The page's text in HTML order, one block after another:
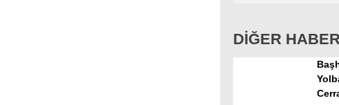
DİĞER